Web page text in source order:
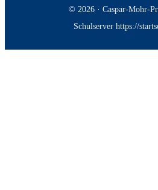
© 2026 · Caspar-Mohr-
Schulserver https://